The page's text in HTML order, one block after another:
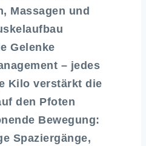
Massagen und
Gelenke
– jedes
Kilo verstärkt die
den Pfoten
Bewegung:
Spaziergänge,